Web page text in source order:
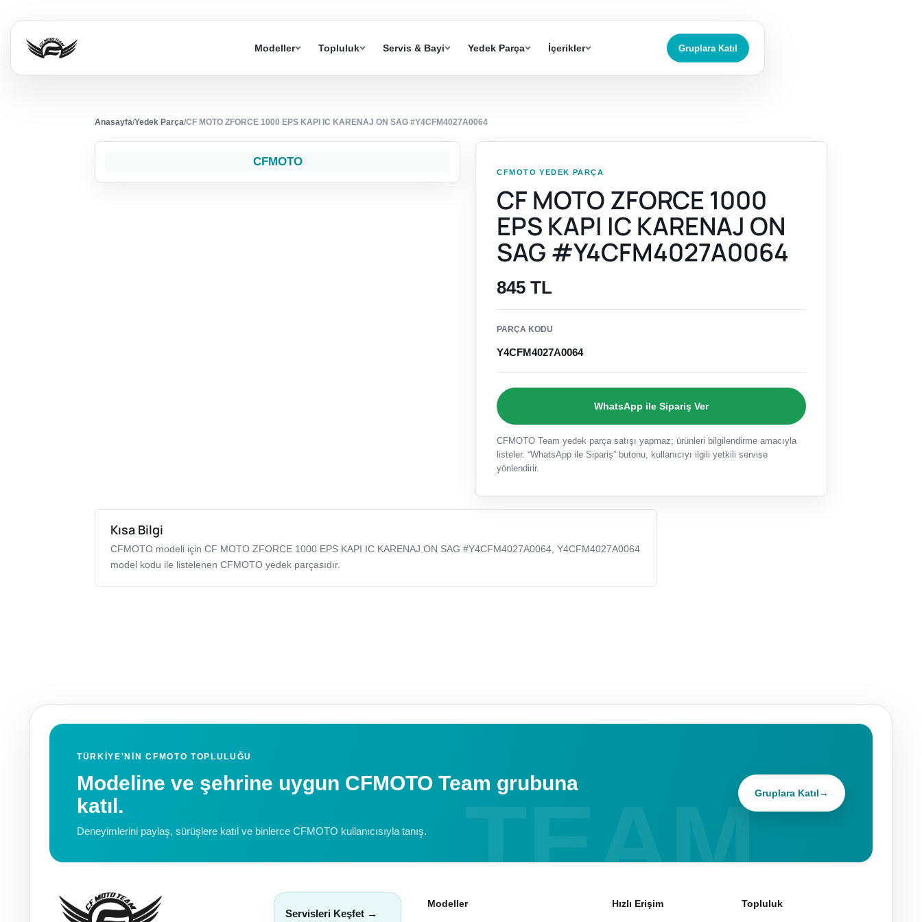
Modeller Topluluk Servis & Bayi Yedek Parça İçerikler Gruplara Katıl
Anasayfa/Yedek Parça/CF MOTO ZFORCE 1000 EPS KAPI IC KARENAJ ON SAG #Y4CFM4027A0064
CFMOTO
CFMOTO YEDEK PARÇA
CF MOTO ZFORCE 1000
EPS KAPI IC KARENAJ ON
SAG #Y4CFM4027A0064
845 TL
PARÇA KODU
Y4CFM4027A0064
WhatsApp ile Sipariş Ver
CFMOTO Team yedek parça satışı yapmaz; ürünleri bilgilendirme amacıyla
listeler. “WhatsApp ile Sipariş” butonu, kullanıcıyı ilgili yetkili servise
yönlendirir.
Kısa Bilgi
CFMOTO modeli için CF MOTO ZFORCE 1000 EPS KAPI IC KARENAJ ON SAG #Y4CFM4027A0064, Y4CFM4027A0064
model kodu ile listelenen CFMOTO yedek parçasıdır.
TÜRKIYE'NIN CFMOTO TOPLULUĞU
Modeline ve şehrine uygun CFMOTO Team grubuna
katıl.
Deneyimlerini paylaş, sürüşlere katıl ve binlerce CFMOTO kullanıcısıyla tanış.
Gruplara Katıl→
Servisleri Keşfet →
Modeller Hızlı Erişim Topluluk